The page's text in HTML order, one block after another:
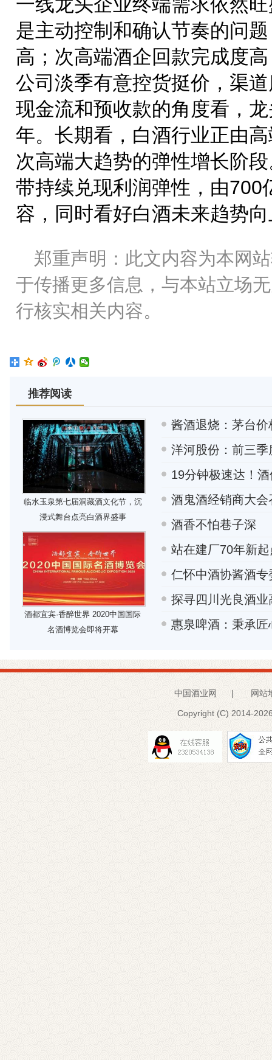
是主动控制和确认节奏的问
高；次高端酒企回款完成度
公司淡季有意控货挺价，渠
现金流和预收款的角度看，
年。长期看，白酒行业正由
次高端大趋势的弹性增长阶
带持续兑现利润弹性，由700
容，同时看好白酒未来趋势
郑重声明：此文内容为本网
于传播更多信息，与本站立场
行核实相关内容。
推荐阅读
临水玉泉第七届洞藏酒文化节，沉
浸式舞台点亮白酒界盛事
酒都宜宾·香醉世界 2020中国国际
名酒博览会即将开幕
酱酒退烧：茅台
洋河股份：前三
19分钟极速达！
酒鬼酒经销商大会
酒香不怕巷子深
站在建厂70年新
仁怀中酒协酱酒
探寻四川光良酒
惠泉啤酒：秉承匠
中国酒业网 | 网站
Copyright (C) 2014-